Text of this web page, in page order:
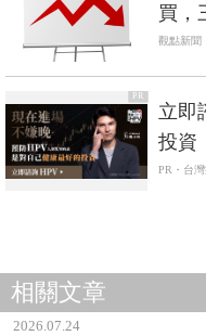
買，
觀點新聞
PR
立即
投資
PR・台
相關文章
2026.07.24